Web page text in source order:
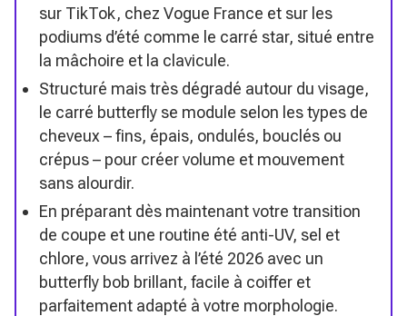
sur TikTok, chez Vogue France et sur les
podiums d’été comme le carré star, situé entre
la mâchoire et la clavicule.
Structuré mais très dégradé autour du visage,
le carré butterfly se module selon les types de
cheveux – fins, épais, ondulés, bouclés ou
crépus – pour créer volume et mouvement
sans alourdir.
En préparant dès maintenant votre transition
de coupe et une routine été anti-UV, sel et
chlore, vous arrivez à l’été 2026 avec un
butterfly bob brillant, facile à coiffer et
parfaitement adapté à votre morphologie.